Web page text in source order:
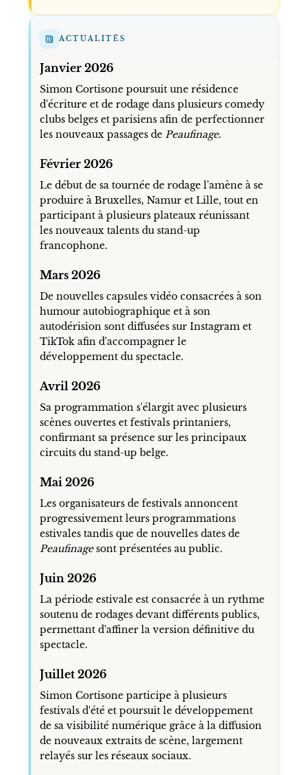
ACTUALITÉS
Janvier 2026
Simon Cortisone poursuit une résidence
d'écriture et de rodage dans plusieurs comedy
clubs belges et parisiens afin de perfectionner
les nouveaux passages de Peaufinage.
Février 2026
Le début de sa tournée de rodage l'amène à se
produire à Bruxelles, Namur et Lille, tout en
participant à plusieurs plateaux réunissant
les nouveaux talents du stand-up
francophone.
Mars 2026
De nouvelles capsules vidéo consacrées à son
humour autobiographique et à son
autodérision sont diffusées sur Instagram et
TikTok afin d'accompagner le
développement du spectacle.
Avril 2026
Sa programmation s'élargit avec plusieurs
scènes ouvertes et festivals printaniers,
confirmant sa présence sur les principaux
circuits du stand-up belge.
Mai 2026
Les organisateurs de festivals annoncent
progressivement leurs programmations
estivales tandis que de nouvelles dates de
Peaufinagesont présentées au public.
Juin 2026
La période estivale est consacrée à un rythme
soutenu de rodages devant différents publics,
permettant d'affiner la version définitive du
spectacle.
Juillet 2026
Simon Cortisone participe à plusieurs
festivals d'été et poursuit le développement
de sa visibilité numérique grâce à la diffusion
de nouveaux extraits de scène, largement
relayés sur les réseaux sociaux.